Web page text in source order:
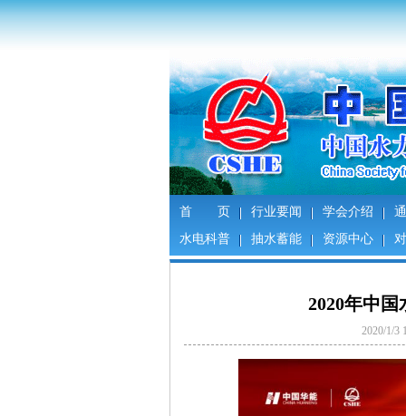
首 页 行业要闻 学会介绍
水电科普
抽水蓄能 资源中心
2020年中
2020/1/